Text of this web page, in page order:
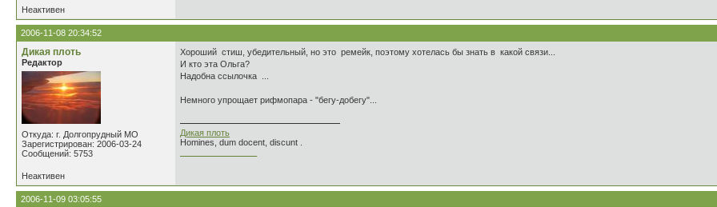
Неактивен
2006-11-08 20:34:52
Дикая плоть
Редактор
Откуда: г. Долгопрудный МО
Зарегистрирован: 2006-03-24
Сообщений: 5753
Хороший стиш, убедительный, но это ремейк, поэтому хотелась бы знать в какой связи...
И кто эта Ольга?
Надобна ссылочка ...
Немного упрощает рифмопара - "бегу-добегу"...
Дикая плоть
Homines, dum docent, discunt .
Неактивен
2006-11-09 03:05:55